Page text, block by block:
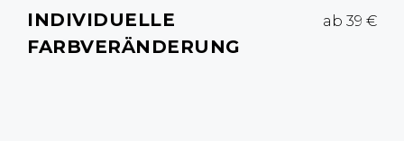
INDIVIDUELLE
FARBVERÄNDERUNG
ab 39 €